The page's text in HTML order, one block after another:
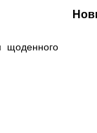
щоденного